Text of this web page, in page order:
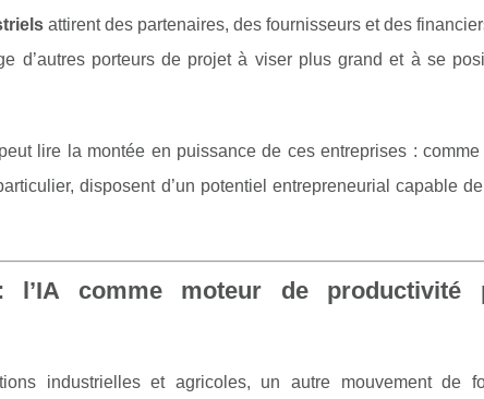
attirent des partenaires, des fournisseurs et des
d’autres porteurs de projet à viser plus grand et à se
lire la montée en puissance de ces entreprises :
disposent d’un potentiel entrepreneurial capable
l’IA comme moteur de productivité
industrielles et agricoles, un autre mouvement de